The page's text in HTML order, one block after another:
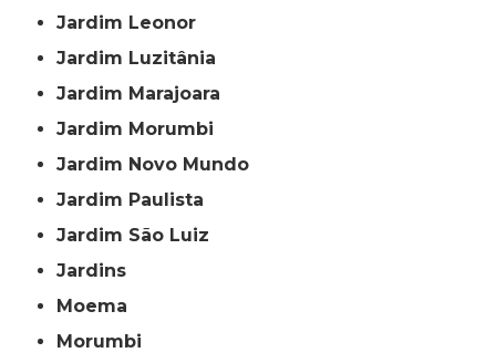
Jardim Leonor
Jardim Luzitânia
Jardim Marajoara
Jardim Morumbi
Jardim Novo Mundo
Jardim Paulista
Jardim São Luiz
Jardins
Moema
Morumbi